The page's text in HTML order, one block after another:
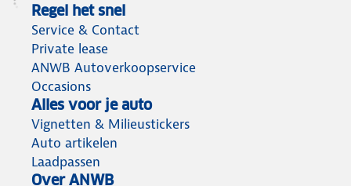
Regel het snel
Service & Contact
Private lease
ANWB Autoverkoopservice
Occasions
Alles voor je auto
Vignetten & Milieustickers
Auto artikelen
Laadpassen
Over ANWB